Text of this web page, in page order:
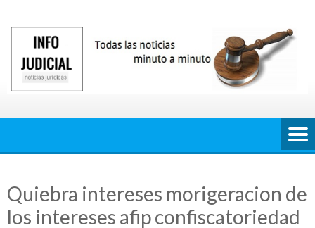
contenido
Quiebra intereses morigeracion de
los intereses afip confiscatoriedad